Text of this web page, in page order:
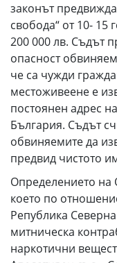
законът
свобода“ от 10- 15
200 000 лв. Съдът
опасност
че са чужди
местоживеене е
постоянен адрес
България. Съдът
обвиняемите да
предвид чистото
Определението на
което по
Република
митническа
наркотични